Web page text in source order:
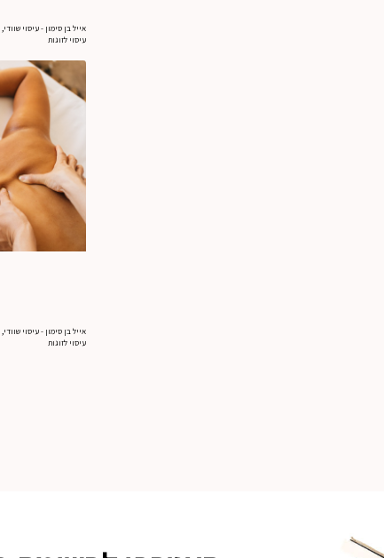
אייל בן סימון - עיסוי
עיסוי לזוגות
אייל בן סימון - עיסוי
עיסוי לזוגות